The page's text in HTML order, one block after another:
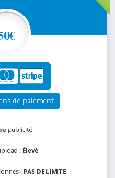
de paiement
publicité
: Élevé
: PAS DE LIMITE